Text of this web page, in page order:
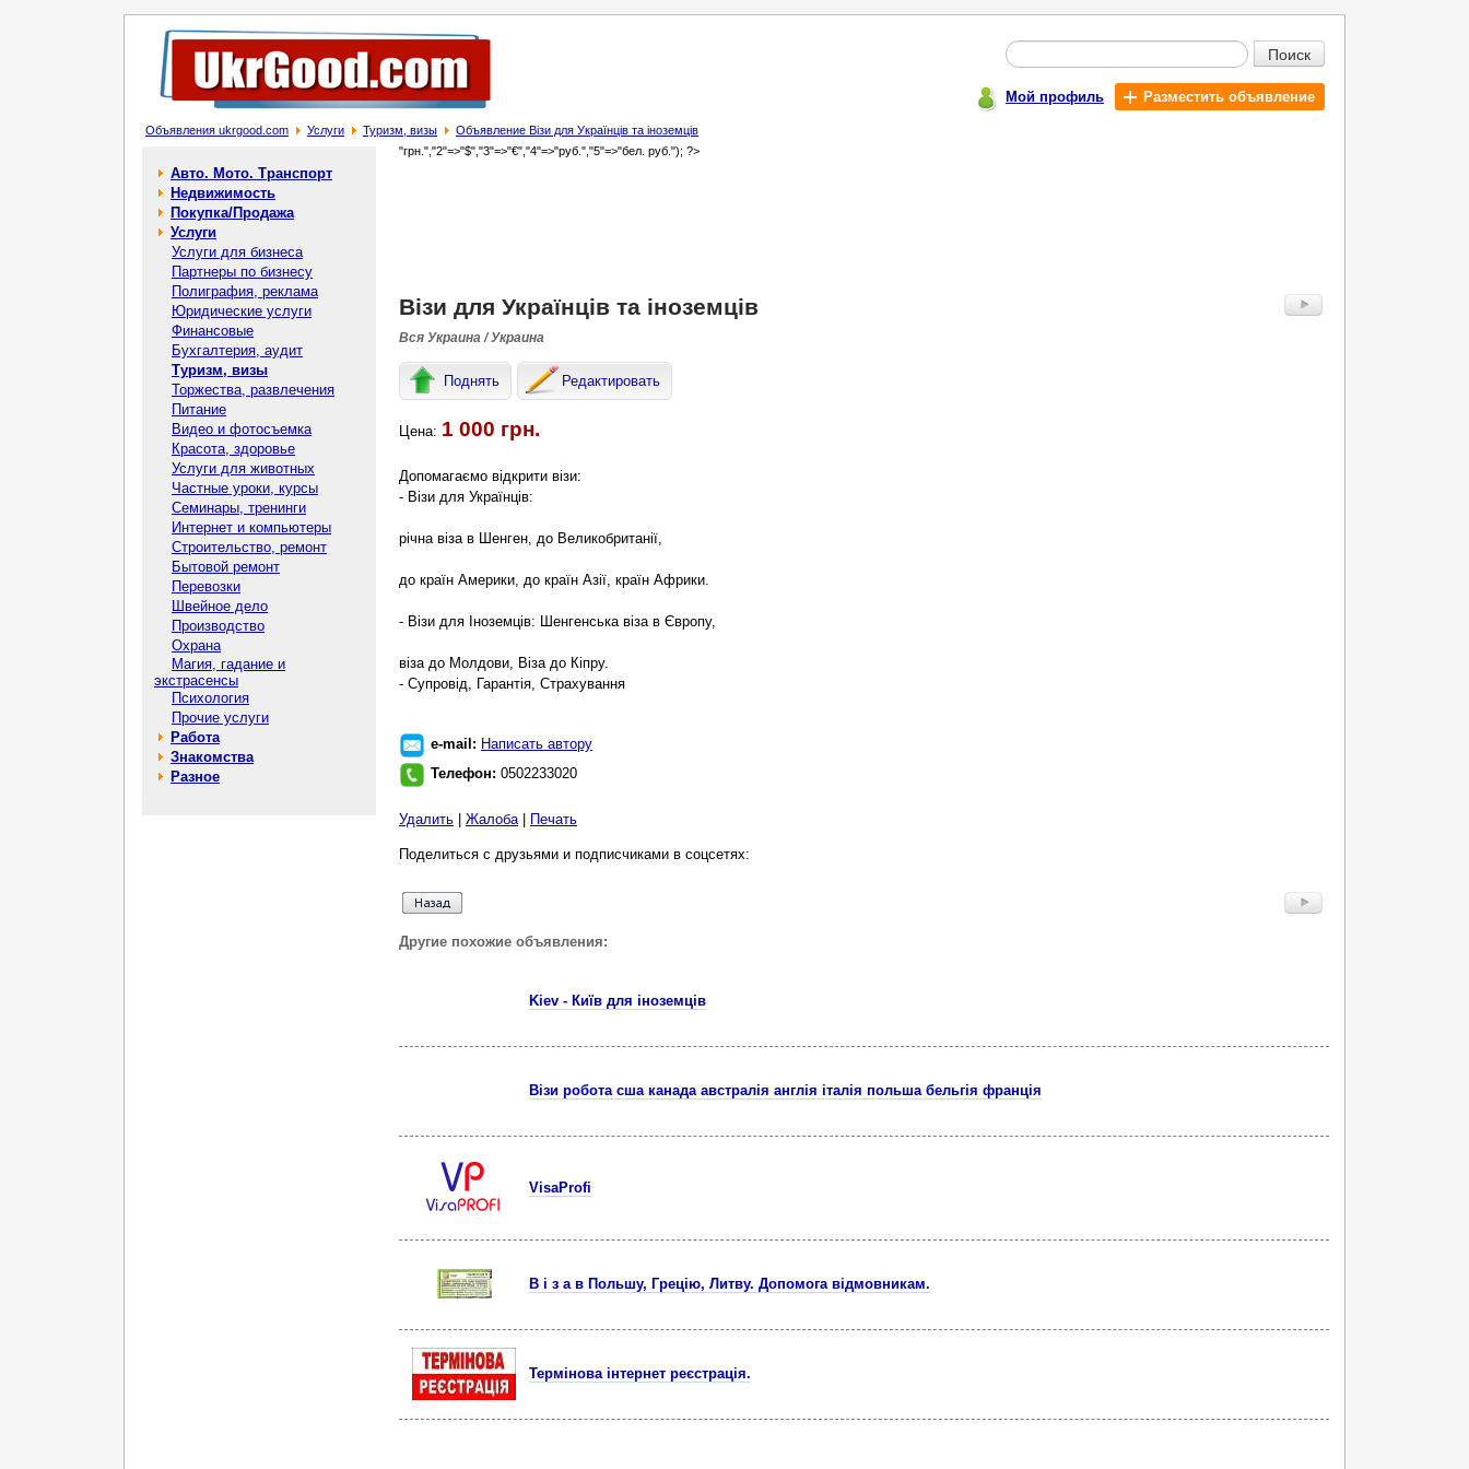
Поиск
Мой профиль Разместить объявление
Объявления ukrgood.com Услуги Туризм, визы Объявление Візи для Українців та іноземців
Авто. Мото. Транспорт
Недвижимость
Покупка/Продажа
Услуги
Услуги для бизнеса
Партнеры по бизнесу
Полиграфия, реклама
Юридические услуги
Финансовые
Бухгалтерия, аудит
Туризм, визы
Торжества, развлечения
Питание
Видео и фотосъемка
Красота, здоровье
Услуги для животных
Частные уроки, курсы
Семинары, тренинги
Интернет и компьютеры
Строительство, ремонт
Бытовой ремонт
Перевозки
Швейное дело
Производство
Охрана
Магия, гадание и
экстрасенсы
Психология
Прочие услуги
Работа
Знакомства
Разное
"грн.","2"=>"$","3"=>"€","4"=>"руб.","5"=>"бел. руб."); ?>
Візи для Українців та іноземців
Вся Украина / Украина
Поднять Редактировать
Цена: 1 000 грн.
Допомагаємо відкрити візи:
- Візи для Українців:
річна віза в Шенген, до Великобританії,
до країн Америки, до країн Азії, країн Африки.
- Візи для Іноземців: Шенгенська віза в Європу,
віза до Молдови, Віза до Кіпру.
- Супровід, Гарантія, Страхування
e-mail: Написать автору
Телефон: 0502233020
Удалить Жалоба| Печать
Поделиться с друзьями и подписчиками в соцсетях:
Другие похожие объявления:
Kiev - Київ для іноземців
Візи робота сша канада австралія англія італія польша бельгія франція
VisaProfi
В і з а в Польшу, Грецію, Литву. Допомога відмовникам.
Термінова інтернет реєстрація.